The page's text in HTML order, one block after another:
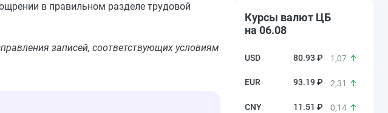
в правильном разделе трудовой
записей, соответствующих условиям
Курсы валют ЦБ
на 06.08
80.93 ₽ 1,07
93.19 ₽ 2,31
11.51 ₽ 0,14